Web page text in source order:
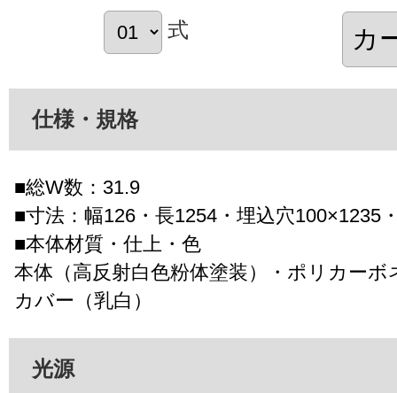
式
仕様・規格
■総W数：31.9
■寸法：幅126・長1254・埋込穴100×1235
■本体材質・仕上・色
本体（高反射白色粉体塗装）・ポリカー
カバー（乳白）
光源